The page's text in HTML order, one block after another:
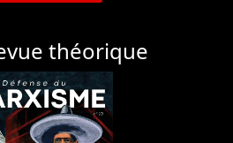
théorique